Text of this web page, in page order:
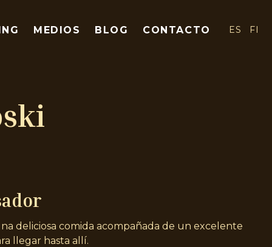
ES FI
MEDIOS BLOG CONTACTO
deliciosa comida acompañada de un excelente
llegar hasta allí.